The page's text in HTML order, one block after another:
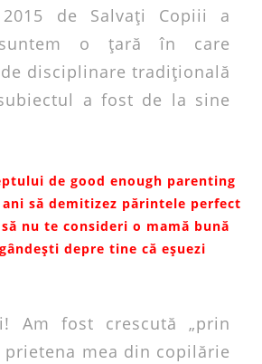
de Salvaţi Copiii a
o ţară în care
disciplinare tradiţională
a fost de la sine
de good enough parenting
să demitizez părintele perfect
nu te consideri o mamă bună
depre tine că eșuezi
Am fost crescută „prin
prietena mea din copilărie